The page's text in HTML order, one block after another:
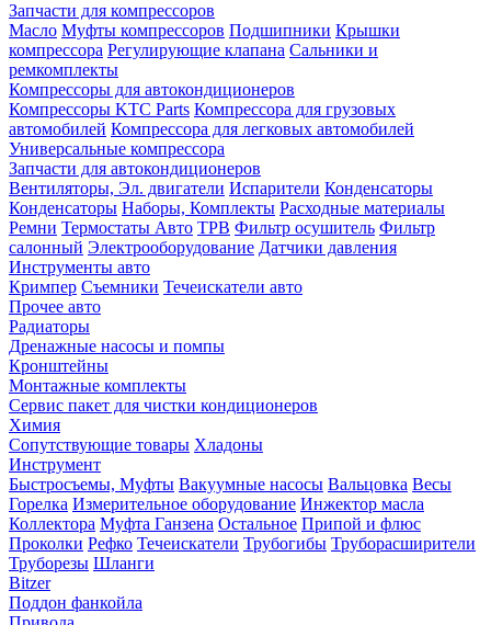
Запчасти для компрессоров
Масло Муфты компрессоров Подшипники Крышки
компрессора Регулирующие клапана Сальники и
ремкомплекты
Компрессоры для автокондиционеров
Компрессоры KTC Parts Компрессора для грузовых
автомобилей Компрессора для легковых автомобилей
Универсальные компрессора
Запчасти для автокондиционеров
Вентиляторы, Эл. двигатели Испарители Конденсаторы
Конденсаторы Наборы, Комплекты Расходные материалы
Ремни Термостаты Авто ТРВ Фильтр осушитель Фильтр
салонный Электрооборудование Датчики давления
Инструменты авто
Кримпер Съемники Течеискатели авто
Прочее авто
Радиаторы
Дренажные насосы и помпы
Кронштейны
Монтажные комплекты
Сервис пакет для чистки кондиционеров
Химия
Сопутствующие товары Хладоны
Инструмент
Быстросъемы, Муфты Вакуумные насосы Вальцовка Весы
Горелка Измерительное оборудование Инжектор масла
Коллектора Муфта Ганзена Остальное Припой и флюс
Проколки Рефко Течеискатели Трубогибы Труборасширители
Труборезы Шланги
Bitzer
Поддон фанкойла